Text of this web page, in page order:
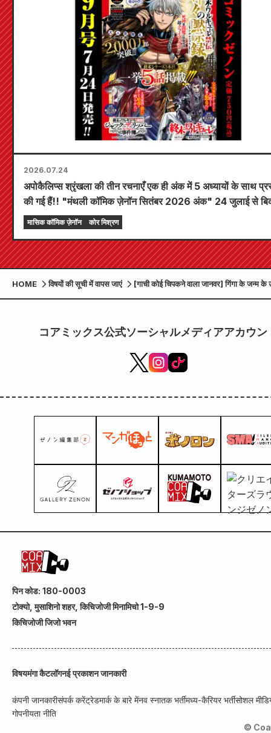
2026.07.24
अपोकैलिप्स श्रृंखला की तीन रचनाएँ एक ही अंक में 5 अध्यायों के साथ
की गई हैं!! "मंथली कॉमिक ज़ेनॉन सितंबर 2026 अंक" 24 जुलाई से
लिए उपलब्ध होगा!!
मासिक कॉमिक ज़ेनॉन कोर मिश्रण
HOME विषयों की सूची में वापस जाएं
[गाची कोई चिपकने वाला जानवर] गिंगा के जन्म के
コアミックス公式ソーシャルメディアアカウン
पिन कोड: 180-0003
टोक्यो, मुसाशिनो शहर, किचिजोजी मिनामिचो 1-9-9
किचिजोजी जिजो भवन
विषयमंगा कैटलॉगनई प्रकाशन जानकारी
कंपनी जानकारीसंपर्क करेंट्रेडमार्क के बारे मेंनव स्नातक भर्तीमध्य-कैरियर भर्तीसोशल
गोपनीयता नीति
©